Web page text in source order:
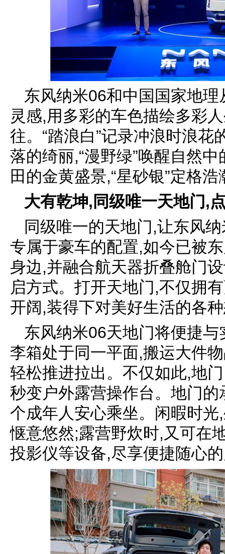
东风纳米06和中国国家地
灵感,用多彩的车色描绘多彩
往。“踏浪白”记录冲浪时浪花
落的绮丽,“漫野绿”唤醒自然
田的金黄盛景,“星砂银”定格
大有乾坤, 同级唯一天地门 ,
同级唯一的天地门,让东风
专属于豪车的配置,如今已被
身边,并融合航天器折叠舱门
启方式。打开天地门,不仅拥
开阔,装得下对美好生活的各
东风纳米06天地门将便捷
李箱处于同一平面,搬运大件
轻松推进拉出。不仅如此,地
秒变户外露营操作台。地门
个成年人安心乘坐。闲暇时
惬意悠然;露营野炊时,又可在
投影仪等设备,尽享便捷随心